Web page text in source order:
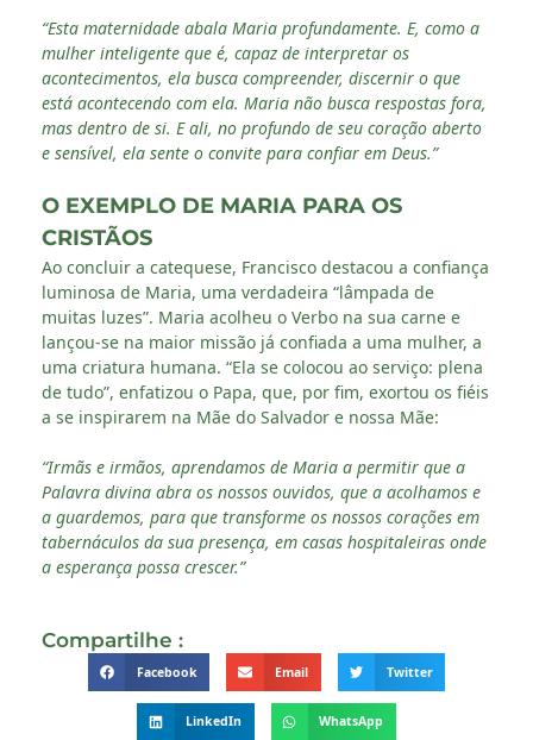
“Esta maternidade abala Maria profundamente. E, como a
mulher inteligente que é, capaz de interpretar os
acontecimentos, ela busca compreender, discernir o que
está acontecendo com ela. Maria não busca respostas fora,
mas dentro de si. E ali, no profundo de seu coração aberto
e sensível, ela sente o convite para confiar em Deus.”
O EXEMPLO DE MARIA PARA OS
CRISTÃOS
Ao concluir a catequese, Francisco destacou a confiança
luminosa de Maria, uma verdadeira “lâmpada de
muitas luzes”. Maria acolheu o Verbo na sua carne e
lançou-se na maior missão já confiada a uma mulher, a
uma criatura humana. “Ela se colocou ao serviço: plena
de tudo”, enfatizou o Papa, que, por fim, exortou os fiéis
a se inspirarem na Mãe do Salvador e nossa Mãe:
“Irmãs e irmãos, aprendamos de Maria a permitir que a
Palavra divina abra os nossos ouvidos, que a acolhamos e
a guardemos, para que transforme os nossos corações em
tabernáculos da sua presença, em casas hospitaleiras onde
a esperança possa crescer.”
Compartilhe :
Facebook Email Twitter
LinkedIn WhatsApp